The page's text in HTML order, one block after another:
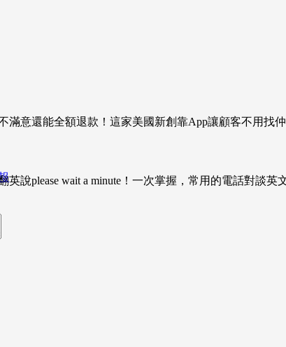
滿意還能全額退款！這家美國新創靠App讓顧客不用找
英說please wait a minute！一次掌握，常用的電話對談英